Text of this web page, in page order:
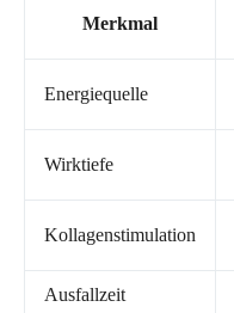
Merkmal
Energiequelle
Wirktiefe
Kollagenstimulation
Ausfallzeit